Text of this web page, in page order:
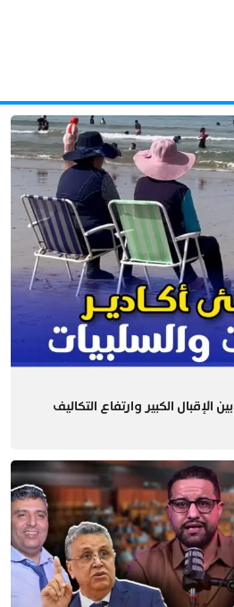
الإقبال الكبير وارتفاع التكاليف